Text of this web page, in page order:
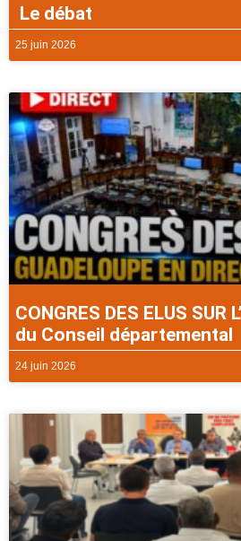
Le débat
25 juin 2026
CONGRES DES ELUS SUR
du Conseil départemental
24 juin 2026